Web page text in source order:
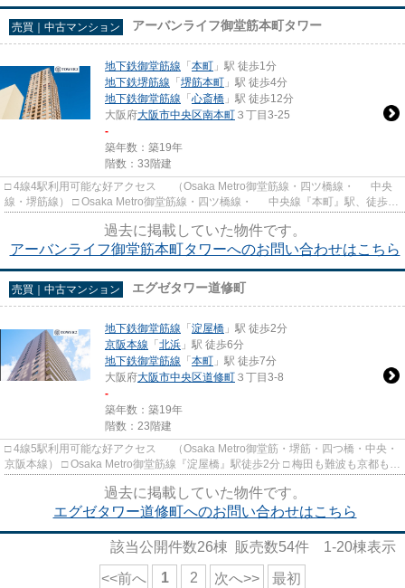
売買｜中古マンション アーバンライフ御堂筋本町タワー
地下鉄御堂筋線 「 本町 」駅 徒歩1分
地下鉄堺筋線 「 堺筋本町 」駅 徒歩4分
地下鉄御堂筋線 「 心斎橋 」駅 徒歩12分
大阪府大阪市中央区南本町 ３丁目3-25
-
築年数：築19年
階数：33階建
□ 4線4駅利用可能な好アクセス （Osaka Metro御堂筋線・四ツ橋線・ 中央
線・堺筋線） □ Osaka Metro御堂筋線・四ツ橋線・ 中央線『本町』駅、徒歩1
過去に掲載していた物件です。
アーバンライフ御堂筋本町タワーへのお問い合わせはこちら
売買｜中古マンション エグゼタワー道修町
地下鉄御堂筋線 「 淀屋橋 」駅 徒歩2分
京阪本線 「 北浜 」駅 徒歩6分
地下鉄御堂筋線 「 本町 」駅 徒歩7分
大阪府大阪市中央区道修町 ３丁目3-8
-
築年数：築19年
階数：23階建
□ 4線5駅利用可能な好アクセス （Osaka Metro御堂筋・堺筋・四つ橋・中央・
京阪本線） □ Osaka Metro御堂筋線『淀屋橋』駅徒歩2分 □ 梅田も難波も京都も全
過去に掲載していた物件です。
エグゼタワー道修町へのお問い合わせはこちら
該当公開件数26棟 販売数54件 1-20棟表示
<<前へ 1 2 次へ>> 最初